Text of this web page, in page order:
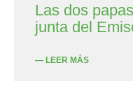
Las dos
junta del
— LEER MÁS